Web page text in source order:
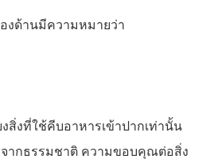
งด้านมีความหมายว่า
งสิ่งที่ใช้คีบอาหารเข้าปากเท่านั้น
จากธรรมชาติ ความขอบคุณต่อสิ่ง